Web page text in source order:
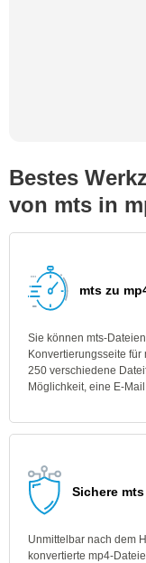
Bestes
von mts in
mts zu
Sie können mts-
Konvertierungsseite
250 verschiedene
Möglichkeit, eine E-
Sichere
Unmittelbar nach dem
konvertierte mp4-